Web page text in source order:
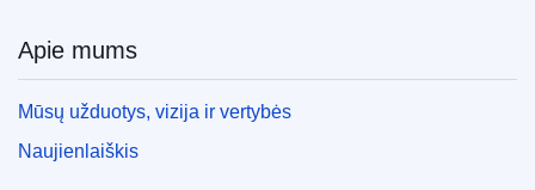
Apie mums
Mūsų užduotys, vizija ir vertybės
Naujienlaiškis